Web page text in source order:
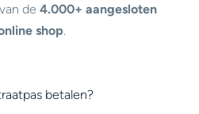
de 4.000+ aangesloten
shop
betalen?